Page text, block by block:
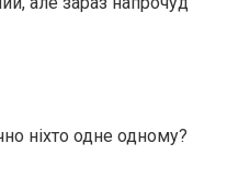
ніхто одне одному?